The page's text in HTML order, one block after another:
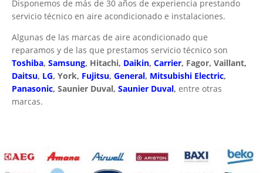
Disponemos de más de 30 años de experiencia prestando
servicio técnico en aire acondicionado e instalaciones.
Algunas de las marcas de aire acondicionado que
reparamos y de las que prestamos servicio técnico son
Toshiba, Samsung, Hitachi, Daikin, Carrier, Fagor, Vaillant,
Daitsu, LG, York, Fujitsu, General, Mitsubishi Electric,
Panasonic, Saunier Duval, Saunier Duval, entre otras
marcas.